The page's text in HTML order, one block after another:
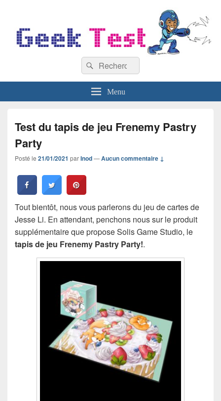
Recherche :
Rechercher
Menu
Test du tapis de jeu Frenemy Pastry
Party
Posté le 21/01/2021 parInod—Aucun commentaire ↓
Tout bientôt, nous vous parlerons du jeu de cartes de
Jesse Li. En attendant, penchons nous sur le produit
supplémentaire que propose Solis Game Studio, le
tapis de jeu Frenemy Pastry Party!.